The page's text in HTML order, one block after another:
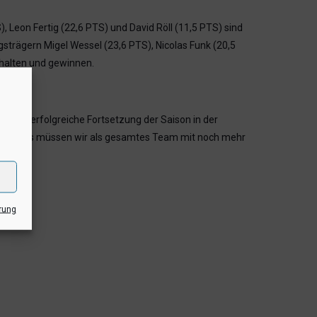
Leon Fertig (22,6 PTS) und David Röll (11,5 PTS) sind
Migel Wessel (23,6 PTS), Nicolas Funk (20,5
und gewinnen.
eine erfolgreiche Fortsetzung der Saison in der
müssen wir als gesamtes Team mit noch mehr